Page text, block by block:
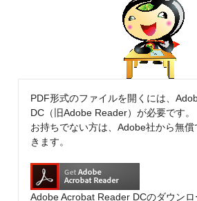
PDF形式のファイルを開くには、
DC（旧Adobe Reader）が必要です。
お持ちでない方は、Adobe社から無
きます。
Adobe Acrobat Reader DCのダウン